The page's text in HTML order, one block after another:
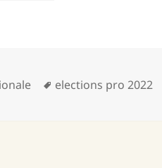
Mots-
elections pro 2022